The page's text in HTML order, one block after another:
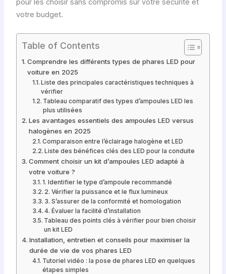
pour les choisir sans compromis sur votre sécurité et
votre budget.
Table of Contents
Comprendre les différents types de phares LED pour
voiture en 2025
Liste des principales caractéristiques techniques à
vérifier
Tableau comparatif des types d’ampoules LED les
plus utilisées
Les avantages essentiels des ampoules LED versus
halogènes en 2025
Comparaison entre l’éclairage halogène et LED
Liste des bénéfices clés des LED pour la conduite
Comment choisir un kit d’ampoules LED adapté à
votre voiture ?
1. Identifier le type d’ampoule recommandé
2. Vérifier la puissance et le flux lumineux
3. S’assurer de la conformité et homologation
4. Évaluer la facilité d’installation
Tableau des points clés à vérifier pour bien choisir
un kit LED
Installation, entretien et conseils pour maximiser la
durée de vie de vos phares LED
Tutoriel vidéo : la pose de phares LED en quelques
étapes simples